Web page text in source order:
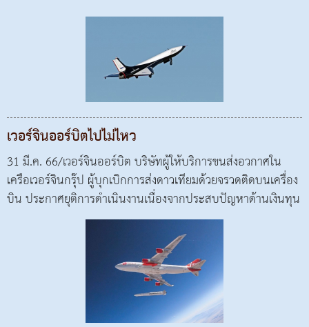
เวอร์จินออร์บิตไปไม่ไหว
31 มี.ค. 66/เวอร์จินออร์บิต บริษัทผู้ให้บริการขนส่งอวกาศใน
เครือเวอร์จินกรุ๊ป ผู้บุกเบิกการส่งดาวเทียมด้วยจรวดติดบนเครื่อง
บิน ประกาศยุติการดำเนินงานเนื่องจากประสบปัญหาด้านเงินทุน